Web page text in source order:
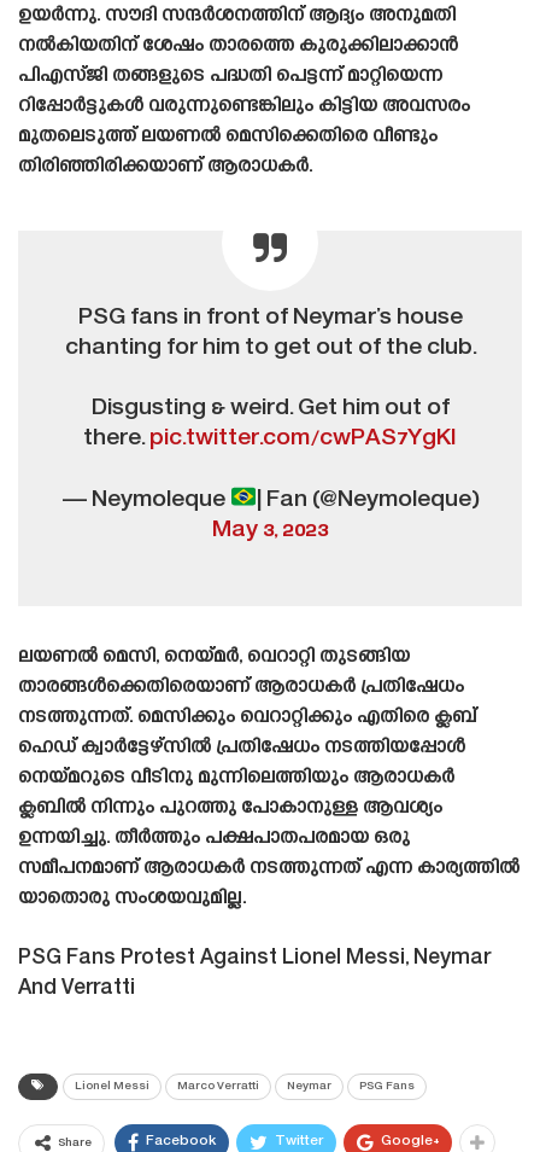
ഉയർന്നു. സൗദി സന്ദർശനത്തിന് ആദ്യം അനുമതി
നൽകിയതിന് ശേഷം താരത്തെ കുരുക്കിലാക്കാൻ
പിഎസ്‌ജി തങ്ങളുടെ പദ്ധതി പെട്ടന്ന് മാറ്റിയെന്ന
റിപ്പോർട്ടുകൾ വരുന്നുണ്ടെങ്കിലും കിട്ടിയ അവസരം
മുതലെടുത്ത് ലയണൽ മെസിക്കെതിരെ വീണ്ടും
തിരിഞ്ഞിരിക്കയാണ് ആരാധകർ.
PSG fans in front of Neymar’s house
chanting for him to get out of the club.
Disgusting & weird. Get him out of
there.pic.twitter.com/cwPAS7YgKI
— Neymoleque
| Fan (@Neymoleque)
May 3, 2023
ലയണൽ മെസി, നെയ്‌മർ, വെറാറ്റി തുടങ്ങിയ
താരങ്ങൾക്കെതിരെയാണ് ആരാധകർ പ്രതിഷേധം
നടത്തുന്നത്. മെസിക്കും വെറാറ്റിക്കും എതിരെ ക്ലബ്
ഹെഡ് ക്വാർട്ടേഴ്‌സിൽ പ്രതിഷേധം നടത്തിയപ്പോൾ
നെയ്‌മറുടെ വീടിനു മുന്നിലെത്തിയും ആരാധകർ
ക്ലബിൽ നിന്നും പുറത്തു പോകാനുള്ള ആവശ്യം
ഉന്നയിച്ചു. തീർത്തും പക്ഷപാതപരമായ ഒരു
സമീപനമാണ് ആരാധകർ നടത്തുന്നത് എന്ന കാര്യത്തിൽ
യാതൊരു സംശയവുമില്ല.
PSG Fans Protest Against Lionel Messi, Neymar
And Verratti
Lionel Messi Marco Verratti Neymar PSG Fans
Share Facebook Twitter Google+